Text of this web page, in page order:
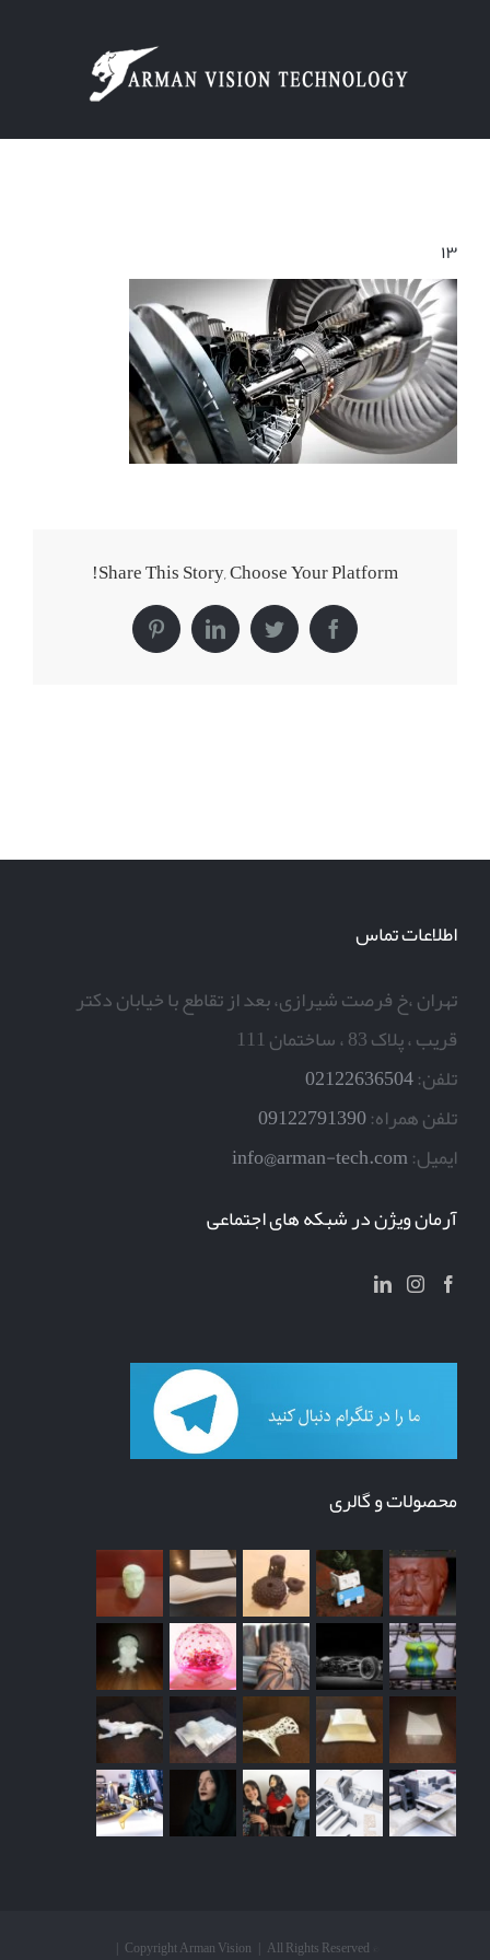
۱۳
Share This Story, Choose Your Platform!
Facebook
Twitter
LinkedIn
Pinterest
اطلاعات تماس
تهران ،خ فرصت شیرازی، بعد از تقاطع با خیابان دکتر
قریب ، پلاک 83 ، ساختمان 111
تلفن:02122636504
تلفن همراه:09122791390
ایمیل:info@arman-tech.com
آرمان ویژن در شبکه های اجتماعی
محصولات و گالری